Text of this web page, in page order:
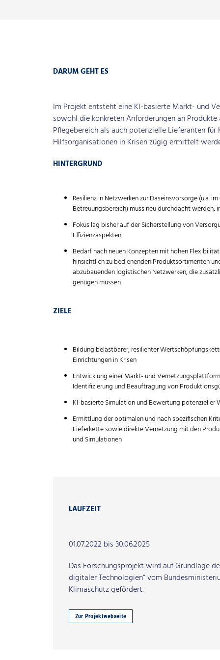
DARUM GEHT ES
Im Projekt entsteht eine KI-basierte Markt- und
sowohl die konkreten Anforderungen an
Pflegebereich als auch potenzielle Lieferanten für
Hilfsorganisationen in Krisen zügig ermittelt
HINTERGRUND
Resilienz in Netzwerken zur Daseinsvorsorge (u.a.
Betreuungsbereich) muss neu durchdacht werden,
Fokus lag bisher auf der Sicherstellung von
Effizienzaspekten
Bedarf nach neuen Konzepten mit hohen
hinsichtlich zu bedienenden Produktsortimenten
abzubauenden logistischen Netzwerken, die
genügen müssen
ZIELE
Bildung belastbarer, resilienter
Einrichtungen in Krisen
Entwicklung einer Markt- und
Identifizierung und Beauftragung von
KI-basierte Simulation und Bewertung potenzieller
Ermittlung der optimalen und nach spezifischen
Lieferkette sowie direkte Vernetzung mit den
und Simulationen
LAUFZEIT
01.07.2022 bis 30.06.2025
Das Forschungsprojekt wird auf Grundlage
digitaler Technologien“ vom
Klimaschutz gefördert.
Zur Projektwebseite